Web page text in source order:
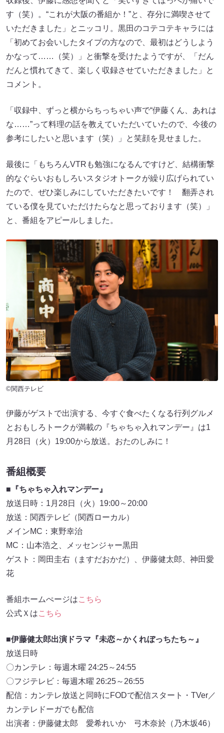
す（笑）。“これが大阪の番組か！”と、存分に満喫させて
いただきました」とニッコリ。黒田のコテコテキャラには
「初めてお会いしたタイプの方なので、最初はどうしよう
かなって……（笑）」と衝撃を受けたようですが、「だん
だんと慣れてきて、楽しく収録させていただきました」と
コメント。
「収録中、ずっと横からちっちゃい声で“伊藤くん、あれは
な……”って料理の話を教えていただいていたので、今後の
参考にしたいと思います（笑）」と笑顔を見せました。
最後に「もちろんVTRも勉強になるんですけど、結構衝撃
的なぐらいおもしろいスタジオトークが繰り広げられてい
たので、ぜひ楽しみにしていただきたいです！ 翻弄され
ている僕を見ていただけたらなと思っております（笑）」
と、番組をアピールしました。
©関西テレビ
伊藤がゲストで出演する、今すぐ食べたくなる行列グルメ
とおもしろトークが満載の『ちゃちゃ入れマンデー』は1
月28日（火）19:00から放送。おたのしみに！
番組概要
■『ちゃちゃ入れマンデー』
放送日時：1月28日（火）19:00～20:00
放送：関西テレビ（関西ローカル）
メインMC：東野幸治
MC：山本浩之、メッセンジャー黒田
ゲスト：岡田圭右（ますだおかだ）、伊藤健太郎、神田愛
花
番組ホームぺージはこちら
公式Ｘはこちら
■伊藤健太郎出演ドラマ『未恋～かくれぼっちたち～』
放送日時
〇カンテレ：毎週木曜 24:25～24:55
〇フジテレビ：毎週木曜 26:25～26:55
配信：カンテレ放送と同時にFODで配信スタート・TVer／
カンテレドーガでも配信
出演者：伊藤健太郎 愛希れいか 弓木奈於（乃木坂46）